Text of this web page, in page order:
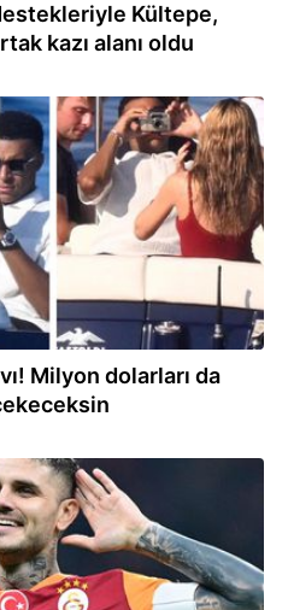
Kültepe,
kazı alanı oldu
Milyon dolarları da